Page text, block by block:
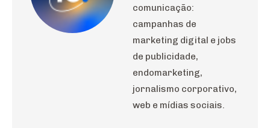
comunicação:
campanhas de
marketing digital e jobs
de publicidade,
endomarketing,
jornalismo corporativo,
web e mídias sociais.